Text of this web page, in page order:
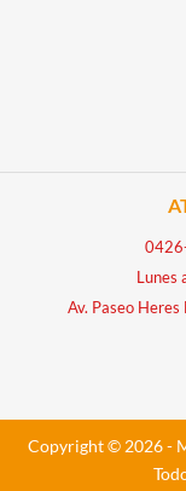
Lunes
Av. Paseo
Copyright © 2026 -